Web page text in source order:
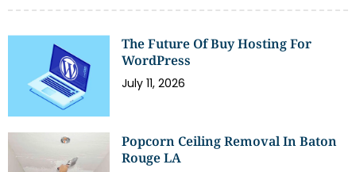
The Future Of Buy Hosting For
WordPress
July 11, 2026
Popcorn Ceiling Removal In Baton
Rouge LA